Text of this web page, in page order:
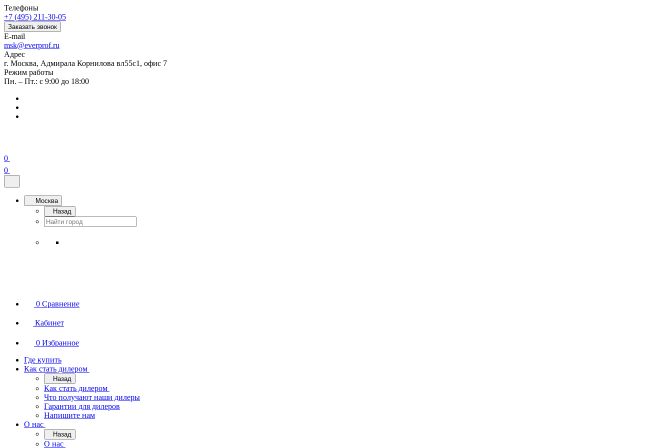
Телефоны
+7 (495) 211-30-05
Заказать звонок
E-mail
msk@everprof.ru
Адрес
г. Москва, Адмирала Корнилова вл55с1, офис 7
Режим работы
Пн. – Пт.: с 9:00 до 18:00
0
0
Москва
Назад
0 Сравнение
Кабинет
0 Избранное
Где купить
Как стать дилером
Назад
Как стать дилером
Что получают наши дилеры
Гарантии для дилеров
Напишите нам
О нас
Назад
О нас